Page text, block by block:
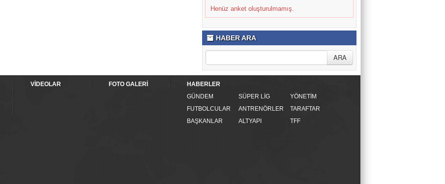
Henüz anket oluşturulmamış.
HABER ARA
VİDEOLAR FOTO GALERİ
HABERLER
GÜNDEM
SÜPER LİG
YÖNETİM
FUTBOLCULAR
ANTRENÖRLER
TARAFTAR
BAŞKANLAR
ALTYAPI TFF